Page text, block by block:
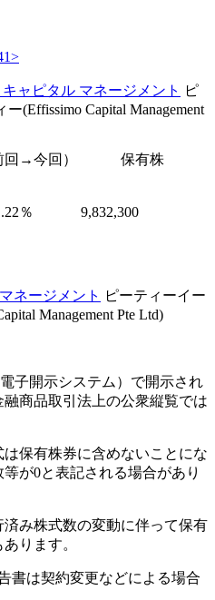
ャピタル マネージメント
ピ
(Effissimo Capital Management
前回→今回） 保有株
％ 9,832,300
ネージメント
ピーティーイー
Management Pte Ltd)
子開示システム）で開示され
商品取引法上の公衆縦覧では
保有株券に含めないことにな
が0と表記される場合があり
み株式数の変動に伴って保有
ります。
書は契約変更などによる場合